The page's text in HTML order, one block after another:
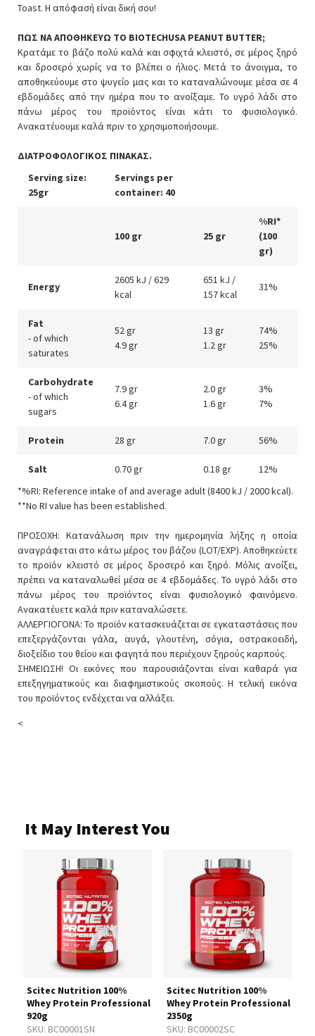
Toast. Η απόφασή είναι δική σου!
ΠΩΣ ΝΑ ΑΠΟΘΗΚΕΥΩ ΤΟ BIOTECHUSA PEANUT BUTTER;
Κρατάμε το βάζο πολύ καλά και σφιχτά κλειστό, σε μέρος ξηρό
και δροσερό χωρίς να το βλέπει ο ήλιος. Μετά το άνοιγμα, το
αποθηκεύουμε στο ψυγείο μας και το καταναλώνουμε μέσα σε 4
εβδομάδες από την ημέρα που το ανοίξαμε. Το υγρό λάδι στο
πάνω μέρος του προϊόντος είναι κάτι το φυσιολογικό.
Ανακατέυουμε καλά πριν το χρησιμοποιήσουμε.
ΔΙΑΤΡΟΦΟΛΟΓΙΚΟΣ ΠΙΝΑΚΑΣ.
Serving size:
25gr
Servings per
container: 40
100 gr 25 gr
%RI*
(100
gr)
Energy
2605 kJ / 629
kcal
651 kJ /
157 kcal
31%
Fat
- of which
saturates
52 gr
4.9 gr
13 gr
1.2 gr
74%
25%
Carbohydrate
- of which
sugars
7.9 gr
6.4 gr
2.0 gr
1.6 gr
3%
7%
Protein 28 gr 7.0 gr 56%
Salt 0.70 gr 0.18 gr
12%
*%RI: Reference intake of and average adult (8400 kJ / 2000 kcal).
**No RI value has been established.
ΠΡΟΣΟΧΗ: Κατανάλωση πριν την ημερομηνία λήξης η οποία
αναγράφεται στο κάτω μέρος του βάζου (LOT/EXP). Αποθηκεύετε
το προϊόν κλειστό σε μέρος δροσερό και ξηρό. Μόλις ανοίξει,
πρέπει να καταναλωθεί μέσα σε 4 εβδομάδες. Το υγρό λάδι στο
πάνω μέρος του προϊόντος είναι φυσιολογικό φαινόμενο.
Ανακατέυετε καλά πριν καταναλώσετε.
ΑΛΛΕΡΓΙΟΓΟΝΑ: Το προϊόν κατασκευάζεται σε εγκαταστάσεις που
επεξεργάζονται γάλα, αυγά, γλουτένη, σόγια, οστρακοειδή,
διοξείδιο του θείου και φαγητά που περιέχουν ξηρούς καρπούς.
ΣΗΜΕΙΩΣΗ! Οι εικόνες που παρουσιάζονται είναι καθαρά για
επεξηγηματικούς και διαφημιστικούς σκοπούς. Η τελική εικόνα
του προϊόντος ενδέχεται να αλλάξει.
<
It May Interest You
SKU: BC00001SN
Scitec Nutrition 100%
Whey Protein Professional
920g
SKU: BC00002SC
Scitec Nutrition 100%
Whey Protein Professional
2350g